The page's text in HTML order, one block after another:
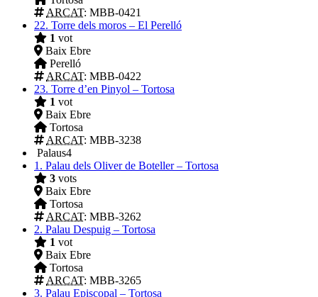
ARCAT: MBB-0421
22. Torre dels moros – El Perelló
1 vot
Baix Ebre
Perelló
ARCAT: MBB-0422
23. Torre d’en Pinyol – Tortosa
1 vot
Baix Ebre
Tortosa
ARCAT: MBB-3238
Palaus4
1. Palau dels Oliver de Boteller – Tortosa
3 vots
Baix Ebre
Tortosa
ARCAT: MBB-3262
2. Palau Despuig – Tortosa
1 vot
Baix Ebre
Tortosa
ARCAT: MBB-3265
3. Palau Episcopal – Tortosa